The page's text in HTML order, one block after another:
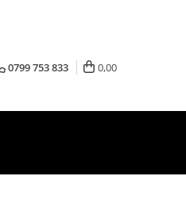
0799 753 833 0,00